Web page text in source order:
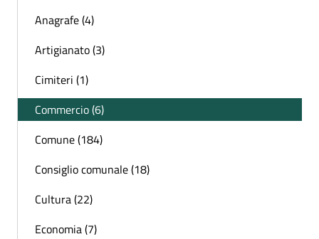
Anagrafe (4)
Artigianato (3)
Cimiteri (1)
Commercio (6)
Comune (184)
Consiglio comunale (18)
Cultura (22)
Economia (7)